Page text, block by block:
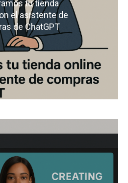
tu tienda
el asistente de
de ChatGPT